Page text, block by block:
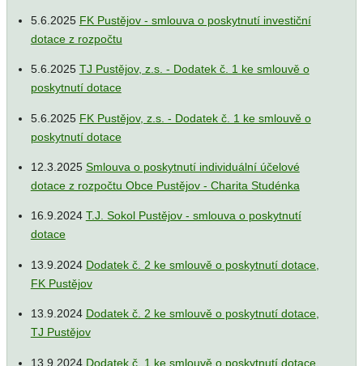
5.6.2025 FK Pustějov - smlouva o poskytnutí investiční
dotace z rozpočtu
5.6.2025 TJ Pustějov, z.s. - Dodatek č. 1 ke smlouvě o
poskytnutí dotace
5.6.2025 FK Pustějov, z.s. - Dodatek č. 1 ke smlouvě o
poskytnutí dotace
12.3.2025 Smlouva o poskytnutí individuální účelové
dotace z rozpočtu Obce Pustějov - Charita Studénka
16.9.2024 T.J. Sokol Pustějov - smlouva o poskytnutí
dotace
13.9.2024 Dodatek č. 2 ke smlouvě o poskytnutí dotace,
FK Pustějov
13.9.2024 Dodatek č. 2 ke smlouvě o poskytnutí dotace,
TJ Pustějov
13.9.2024 Dodatek č. 1 ke smlouvě o poskytnutí dotace,